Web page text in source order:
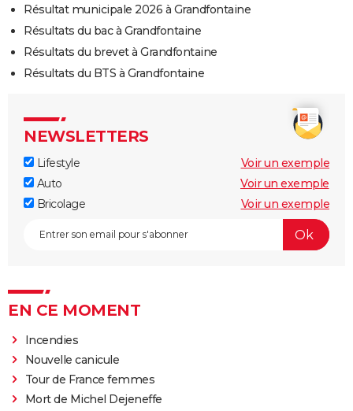
Résultat municipale 2026 à Grandfontaine
Résultats du bac à Grandfontaine
Résultats du brevet à Grandfontaine
Résultats du BTS à Grandfontaine
NEWSLETTERS
Lifestyle
Voir un exemple
Auto
Voir un exemple
Bricolage
Voir un exemple
EN CE MOMENT
Incendies
Nouvelle canicule
Tour de France femmes
Mort de Michel Dejeneffe